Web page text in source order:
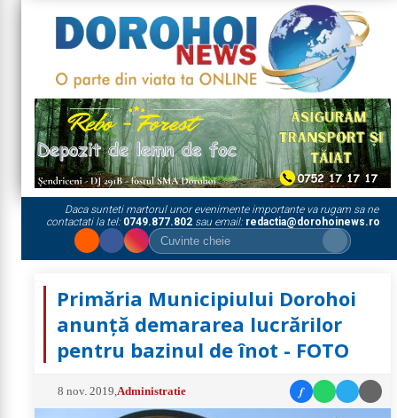
Daca sunteti martorul unor evenimente importante va rugam sa ne
contactati la tel: 0749.877.802sau email: redactia@dorohoinews.ro
Primăria Municipiului Dorohoi
anunță demararea lucrărilor
pentru bazinul de înot - FOTO
8 nov. 2019 Administratie f